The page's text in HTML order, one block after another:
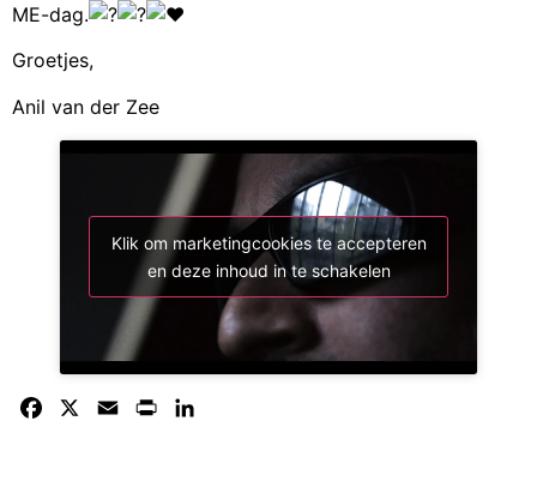
ME-dag.
Groetjes,
Anil van der Zee
Klik om marketingcookies te accepteren
en deze inhoud in te schakelen
Facebook Email Print